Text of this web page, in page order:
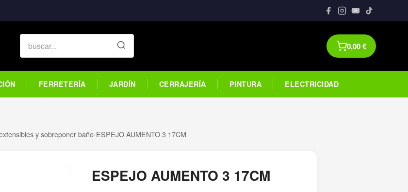
0,00€
FERRETERÍA JARDÍN CERRAJERÍA PINTURA ELECTRICIDAD
y sobreponer baño›ESPEJO AUMENTO 3 17CM
ESPEJO AUMENTO 3 17CM